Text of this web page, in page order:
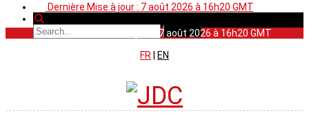
Dernière Mise à jour : 7 août 2026 à 16h20 GMT
Dernière Mise à jour : 7 août 2026 à 16h20 GMT
FR
EN